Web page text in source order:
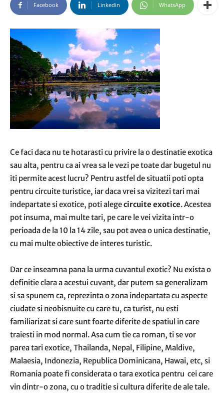
Facebook Linkedin WhatsApp
Ce faci daca nu te hotarasti cu privire la o destinatie exotica
sau alta, pentru ca ai vrea sa le vezi pe toate dar bugetul nu
iti permite acest lucru? Pentru astfel de situatii poti opta
pentru circuite turistice, iar daca vrei sa vizitezi tari mai
indepartate si exotice, poti alegecircuite exotice. Acestea
pot insuma, mai multe tari, pe care le vei vizita intr-o
perioada de la 10 la 14 zile, sau pot avea o unica destinatie,
cu mai multe obiective de interes turistic.
Dar ce inseamna pana la urma cuvantul exotic? Nu exista o
definitie clara a acestui cuvant, dar putem sa generalizam
si sa spunem ca, reprezinta o zona indepartata cu aspecte
ciudate si neobisnuite cu care tu, ca turist, nu esti
familiarizat si care sunt foarte diferite de spatiul in care
traiesti in mod normal. Asa cum tie ca roman, ti se vor
parea tari exotice, Thailanda, Nepal, Filipine, Maldive,
Malaesia, Indonezia, Republica Dominicana, Hawai, etc, si
Romania poate fi considerata o tara exotica pentru cei care
vin dintr-o zona, cu o traditie si cultura diferite de ale tale.